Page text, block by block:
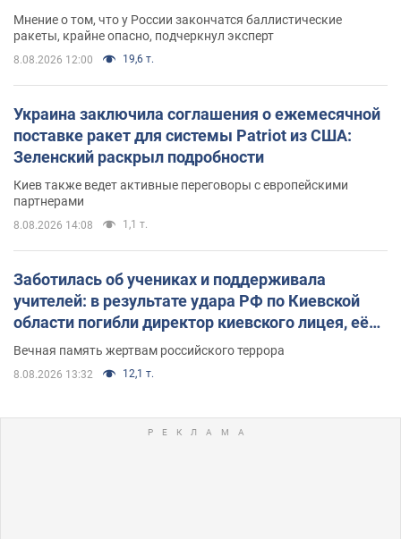
Мнение о том, что у России закончатся баллистические
ракеты, крайне опасно, подчеркнул эксперт
8.08.2026 12:00 19,6 т.
Украина заключила соглашения о ежемесячной
поставке ракет для системы Patriot из США:
Зеленский раскрыл подробности
Киев также ведет активные переговоры с европейскими
партнерами
8.08.2026 14:08 1,1 т.
Заботилась об учениках и поддерживала
учителей: в результате удара РФ по Киевской
области погибли директор киевского лицея, её
муж и внук
Вечная память жертвам российского террора
8.08.2026 13:32 12,1 т.